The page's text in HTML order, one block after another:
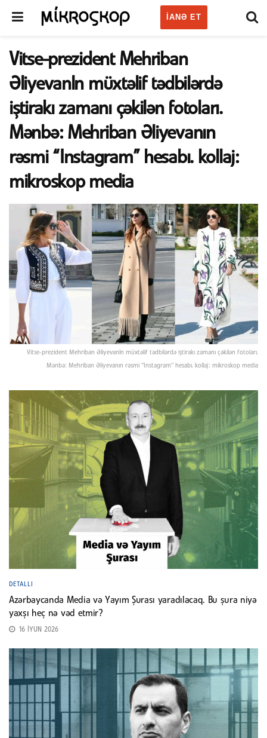
IANƏ ET
Vitse-prezident Mehriban
Əliyevanln müxtəlif tədbilərdə
iştirakı zamanı çəkilən fotoları.
Mənbə: Mehriban Əliyevanın
rəsmi “Instagram” hesabı. kollaj:
mikroskop media
Vitse-prezident Mehriban Əliyevanln müxtəlif tədbilərdə iştirakı zamanı çəkilən fotoları.
Mənbə: Mehriban Əliyevanın rəsmi "Instagram" hesabı. kollaj: mikroskop media
DETALLI
Azərbaycanda Media və Yayım Şurası yaradılacaq. Bu şura niyə
yaxşı heç nə vəd etmir?
16 İYUN 2026